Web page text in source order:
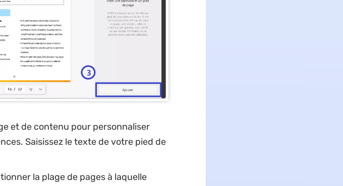
et de contenu pour personnaliser
Saisissez le texte de votre pied de
la plage de pages à laquelle